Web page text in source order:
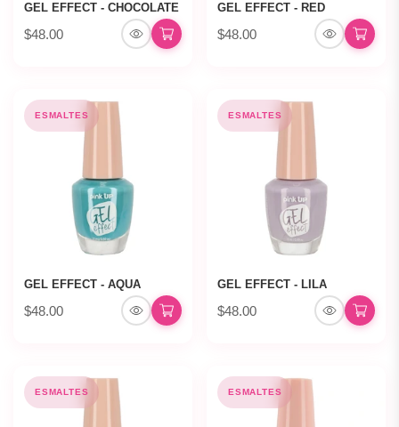
GEL EFFECT - CHOCOLATE
$48.00
GEL EFFECT - RED
$48.00
ESMALTES
GEL EFFECT - AQUA
$48.00
ESMALTES
GEL EFFECT - LILA
$48.00
ESMALTES ESMALTES